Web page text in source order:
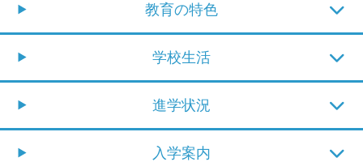
教育の特色
学校生活
進学状況
入学案内